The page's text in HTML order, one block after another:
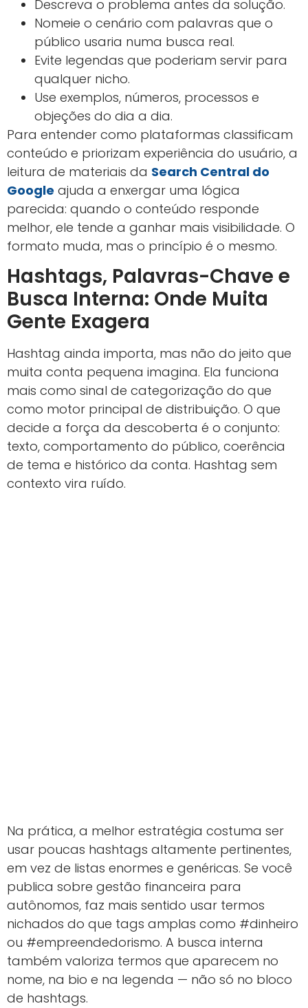
Descreva o problema antes da solução.
Nomeie o cenário com palavras que o
público usaria numa busca real.
Evite legendas que poderiam servir para
qualquer nicho.
Use exemplos, números, processos e
objeções do dia a dia.
Para entender como plataformas classificam
conteúdo e priorizam experiência do usuário, a
leitura de materiais da Search Central do
Google ajuda a enxergar uma lógica
parecida: quando o conteúdo responde
melhor, ele tende a ganhar mais visibilidade. O
formato muda, mas o princípio é o mesmo.
Hashtags, Palavras-Chave e
Busca Interna: Onde Muita
Gente Exagera
Hashtag ainda importa, mas não do jeito que
muita conta pequena imagina. Ela funciona
mais como sinal de categorização do que
como motor principal de distribuição. O que
decide a força da descoberta é o conjunto:
texto, comportamento do público, coerência
de tema e histórico da conta. Hashtag sem
contexto vira ruído.
Na prática, a melhor estratégia costuma ser
usar poucas hashtags altamente pertinentes,
em vez de listas enormes e genéricas. Se você
publica sobre gestão financeira para
autônomos, faz mais sentido usar termos
nichados do que tags amplas como #dinheiro
ou #empreendedorismo. A busca interna
também valoriza termos que aparecem no
nome, na bio e na legenda — não só no bloco
de hashtags.